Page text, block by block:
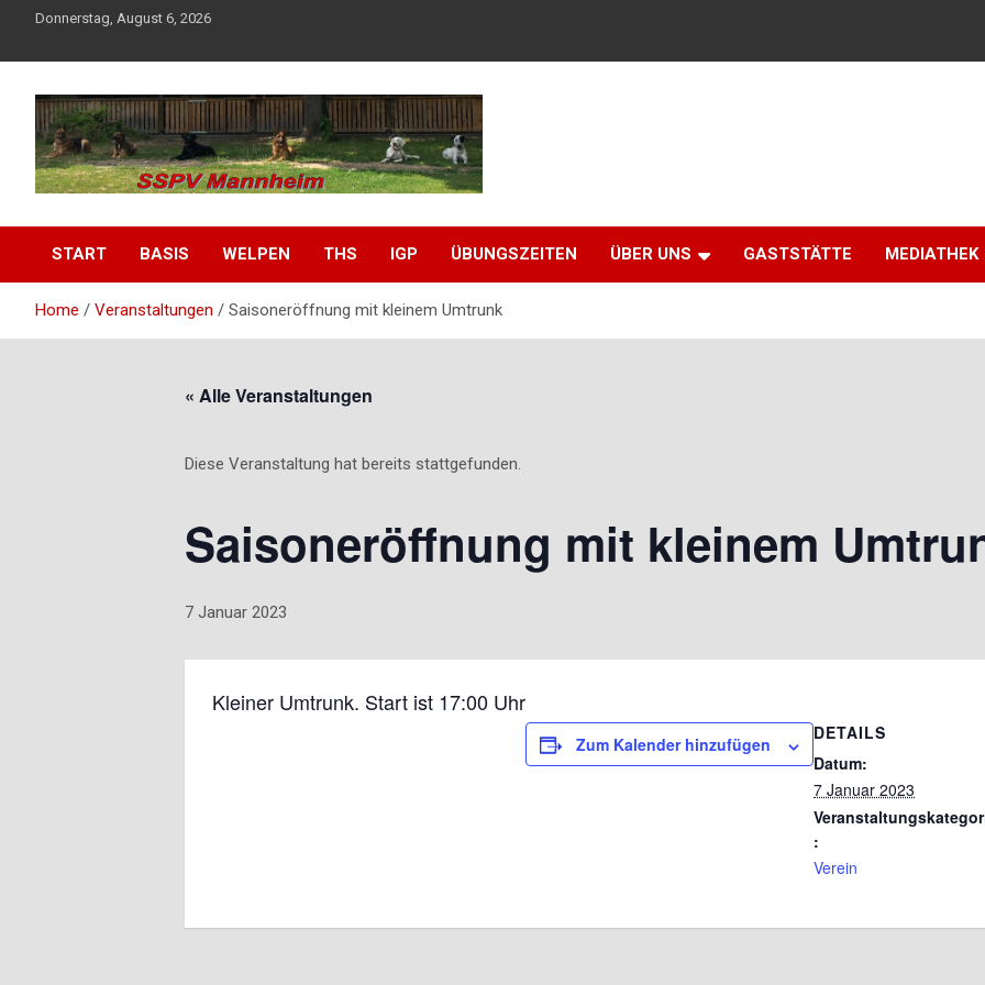
Donnerstag, August 6, 2026
SSPV Mannheim
START BASIS WELPEN THS IGP ÜBUNGSZEITEN ÜBER UNS GASTSTÄTTE MEDIATHEK
Home Veranstaltungen Saisoneröffnung mit kleinem Umtrunk
« Alle Veranstaltungen
Diese Veranstaltung hat bereits stattgefunden.
Saisoneröffnung mit kleinem
7 Januar 2023
Kleiner Umtrunk. Start ist 17:00 Uhr
Zum Kalender hinzufügen
DETAILS
Datum:
7 Januar 2023
:
Verein